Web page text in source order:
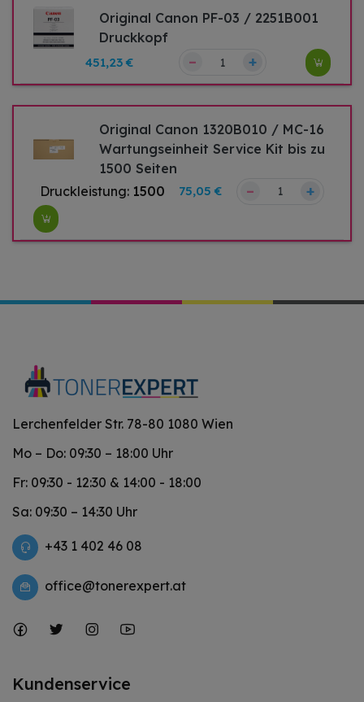
Original Canon PF-03 / 2251B001
Druckkopf
451,23 € – +
Original Canon 1320B010 / MC-16
Wartungseinheit Service Kit bis zu
1500 Seiten
Druckleistung: 1500 75,05 € – +
Lerchenfelder Str. 78-80 1080 Wien
Mo – Do: 09:30 – 18:00 Uhr
Fr: 09:30 - 12:30 & 14:00 - 18:00
Sa: 09:30 – 14:30 Uhr
+43 1 402 46 08
office@tonerexpert.at
Kundenservice